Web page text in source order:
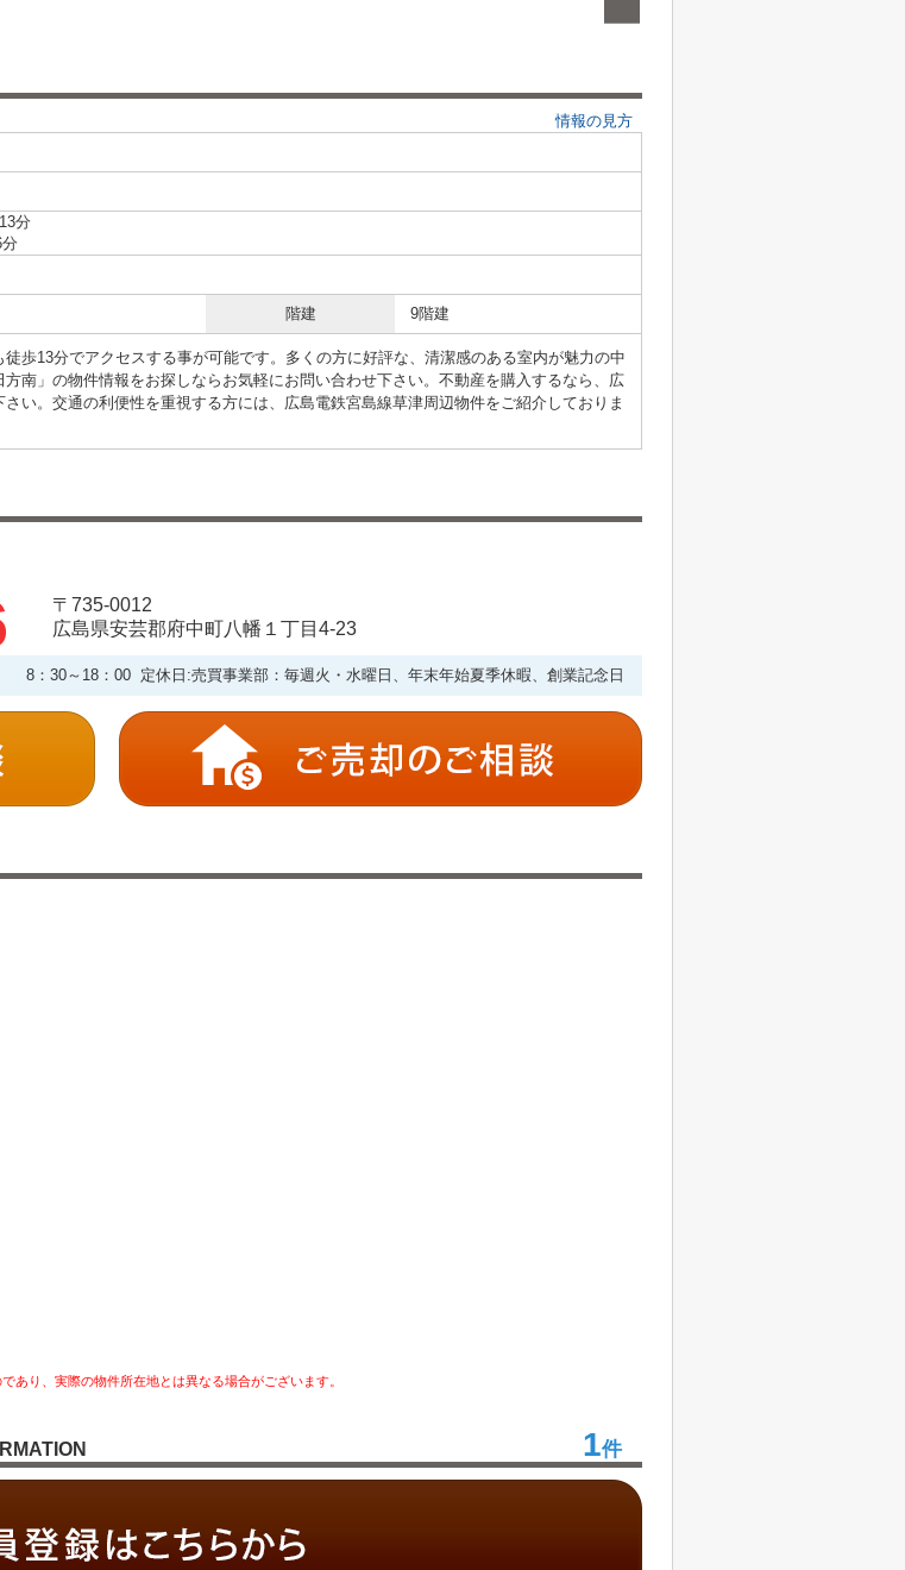
情報の見方
分
階建 9階建
歩13分でアクセスする事が可能です。多くの方に好評な、清潔感のある室内が魅力の中
南」の物件情報をお探しならお気軽にお問い合わせ下さい。不動産を購入するなら、広
い。交通の利便性を重視する方には、広島電鉄宮島線草津周辺物件をご紹介しておりま
〒735-0012
広島県安芸郡府中町八幡１丁目4-23
8：30～18：00 定休日:売買事業部：毎週火・水曜日、年末年始夏季休暇、創業記念日
り、実際の物件所在地とは異なる場合がございます。
1件